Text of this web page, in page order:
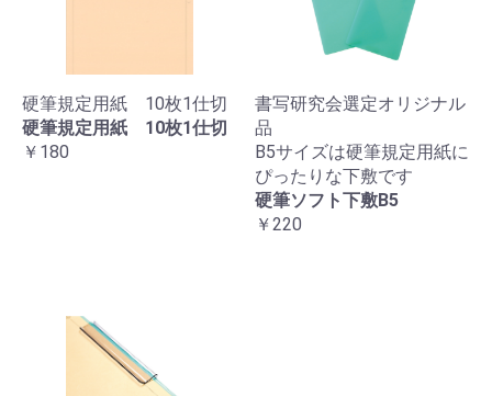
硬筆規定用紙 10枚1仕切
硬筆規定用紙 10枚1仕切
￥180
書写研究会選定オリジナル
品
B5サイズは硬筆規定用紙に
ぴったりな下敷です
硬筆ソフト下敷B5
￥220